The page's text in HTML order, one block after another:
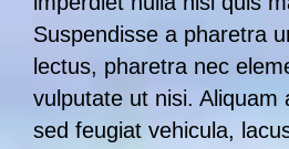
Suspendisse a pharetra
lectus, pharetra nec
vulputate ut nisi. Aliquam
sed feugiat vehicula,